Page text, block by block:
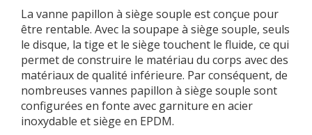
La vanne papillon à siège souple est conçue pour
être rentable. Avec la soupape à siège souple, seuls
le disque, la tige et le siège touchent le fluide, ce qui
permet de construire le matériau du corps avec des
matériaux de qualité inférieure. Par conséquent, de
nombreuses vannes papillon à siège souple sont
configurées en fonte avec garniture en acier
inoxydable et siège en EPDM.